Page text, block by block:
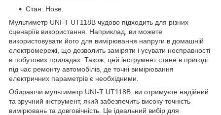
Стан: Нове.
Мультиметр UNI-T UT118B чудово підходить для різних
сценаріїв використання. Наприклад, ви можете
використовувати його для вимірювання напруги в домашній
електромережі, що дозволить заміряти і усувати несправності
в побутових приладах. Також, цей інструмент стане в пригоді
під час ремонту автомобілів, де точні вимірювання
електричних параметрів є необхідними.
Обираючи мультиметр UNI-T UT118B, ви отримуєте надійний
та зручний інструмент, який забезпечить високу точність
вимірювань та довговічність. Це ідеальний вибір для